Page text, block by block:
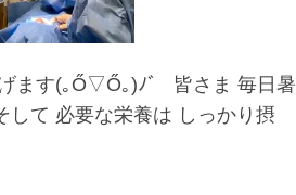
ます(｡Ő▽Ő｡)ﾉﾞ 皆さま 毎日暑
して 必要な栄養は しっかり摂